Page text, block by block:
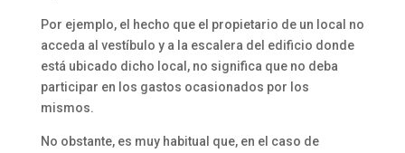
Por ejemplo, el hecho que el propietario de un local no
acceda al vestíbulo y a la escalera del edificio donde
está ubicado dicho local, no significa que no deba
participar en los gastos ocasionados por los
mismos.
No obstante, es muy habitual que, en el caso de